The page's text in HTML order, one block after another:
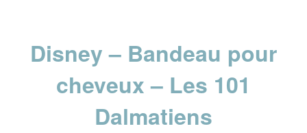
Disney – Bandeau pour
cheveux – Les 101
Dalmatiens